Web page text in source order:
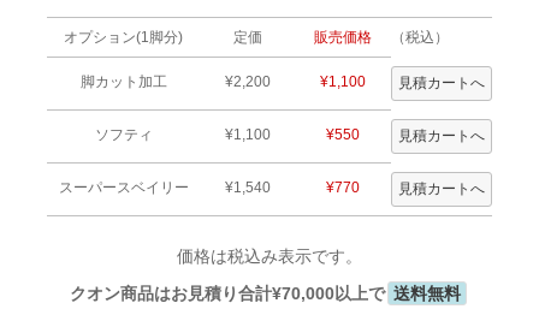
オプション(1脚分) 定価 販売価格 （税込）
脚カット加工 ¥2,200 ¥1,100
ソフティ ¥1,100 ¥550
スーパースベイリー ¥1,540 ¥770
価格は税込み表示です。
クオン商品はお見積り合計¥70,000以上で 送料無料